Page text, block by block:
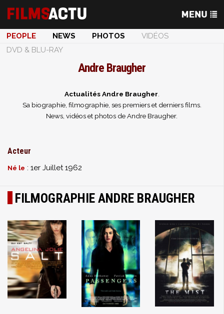
PEOPLE NEWS PHOTOS
VIDÉOS
DVD & BLU-RAY
Andre Braugher
Actualités Andre Braugher
Sa biographie, filmographie, ses premiers et derniers films.
News, vidéos et photos de Andre Braugher.
Acteur
Né le : 1er Juillet 1962
FILMOGRAPHIE ANDRE BRAUGHER